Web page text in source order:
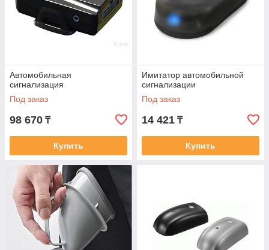
Автомобильная
сигнализация
Под заказ
98 670 ₸
Купить
Имитатор автомобильной
сигнализации
Под заказ
14 421 ₸
Купить